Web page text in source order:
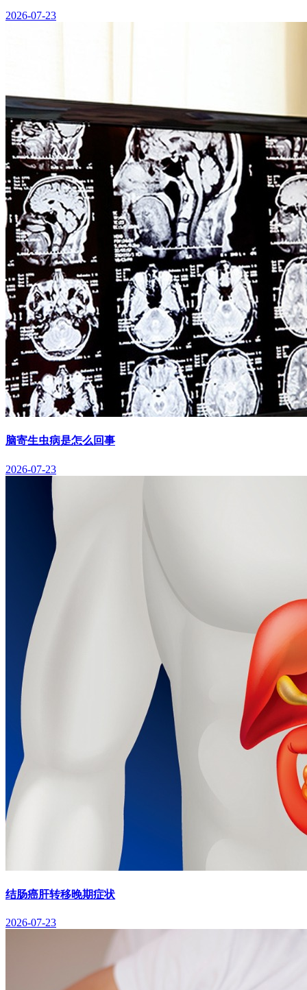
2026-07-23
脑寄生虫病是怎么回事
2026-07-23
结肠癌肝转移晚期症状
2026-07-23